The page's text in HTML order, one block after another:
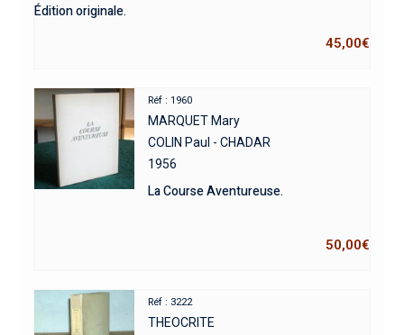
Édition originale.
45,00€
Réf : 1960
MARQUET Mary
COLIN Paul - CHADAR
1956
La Course Aventureuse.
50,00€
Réf : 3222
THEOCRITE